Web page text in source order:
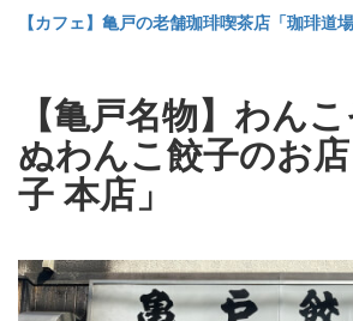
【カフェ】亀戸の老舗珈琲喫茶店「珈琲道場
【亀戸名物】わん
ぬわんこ餃子のお
子 本店」